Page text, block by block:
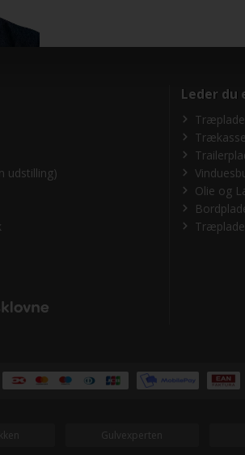
udstilling)
Leder du
Olie og
Gulvexperten